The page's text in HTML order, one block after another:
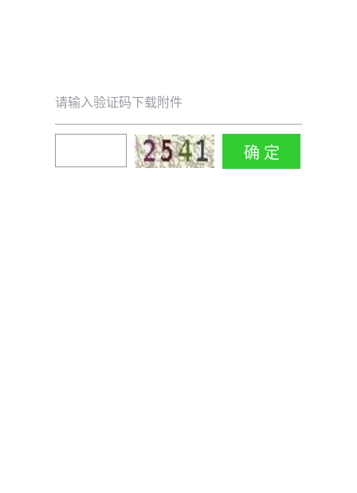
请输入验证码下载附件